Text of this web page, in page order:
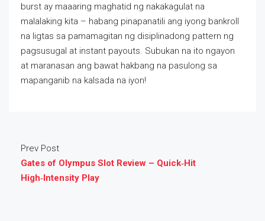
burst ay maaaring maghatid ng nakakagulat na
malalaking kita – habang pinapanatili ang iyong bankroll
na ligtas sa pamamagitan ng disiplinadong pattern ng
pagsusugal at instant payouts. Subukan na ito ngayon
at maranasan ang bawat hakbang na pasulong sa
mapanganib na kalsada na iyon!
Prev Post
Gates of Olympus Slot Review – Quick‑Hit
High‑Intensity Play